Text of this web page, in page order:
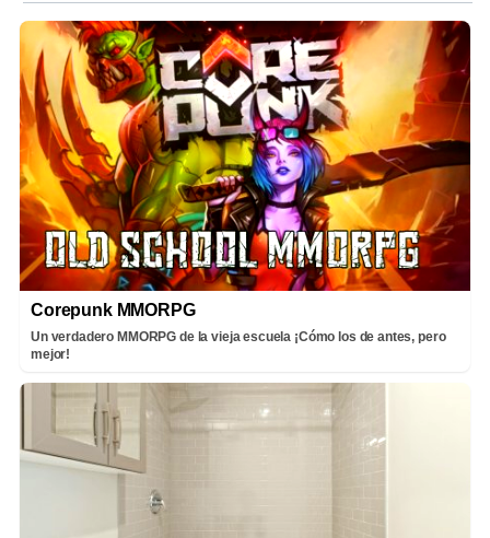
Corepunk MMORPG
Un verdadero MMORPG de la vieja escuela ¡Cómo los de antes, pero
mejor!